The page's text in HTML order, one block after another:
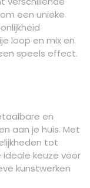
een unieke
loop en mix en
speels effect.
en
aan je huis. Met
tot
keuze voor
kunstwerken